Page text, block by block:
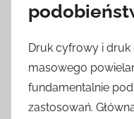
Druk cyfrowy i druk
masowego
fundamentalnie
zastosowań.